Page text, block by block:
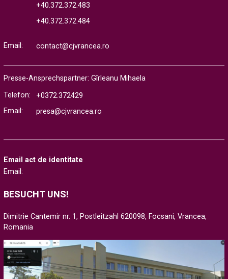
+40.372.372.483
+40.372.372.484
Email: contact@cjvrancea.ro
Presse-Ansprechspartner: Gîrleanu Mihaela
Telefon:
+0372.372429
Email:
presa@cjvrancea.ro
Email act de identitate
Email:
BESUCHT UNS!
Dimitrie Cantemir nr. 1, Postleitzahl 620098, Focsani, Vrancea,
Romania